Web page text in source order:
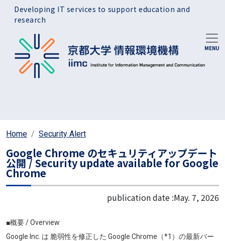
Skip to main content
Developing IT services to support education and
research
Home Security Alert
Google Chrome のセキュリティアップデート
公開 / Security update available for Google
Chrome
publication date :May. 7, 2026
■概要 / Overview
Google Inc. は 脆弱性を修正した Google Chrome（*1）の最新バー